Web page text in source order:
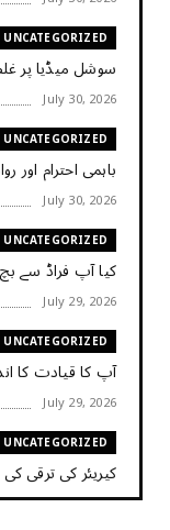
UNCATEGORIZED
سوشل میڈیا پر
July 30, 2026
UNCATEGORIZED
باہمی احترام اور
July 30, 2026
UNCATEGORIZED
کیا آپ فراڈ سے
July 29, 2026
UNCATEGORIZED
آپ کا قیادت کا
July 29, 2026
UNCATEGORIZED
کیریئر کی ترقی
July 29, 2026